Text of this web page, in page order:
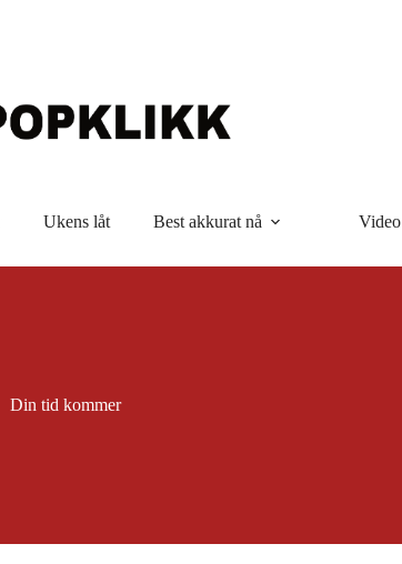
Ukens låt Best akkurat nå Video
Din tid kommer